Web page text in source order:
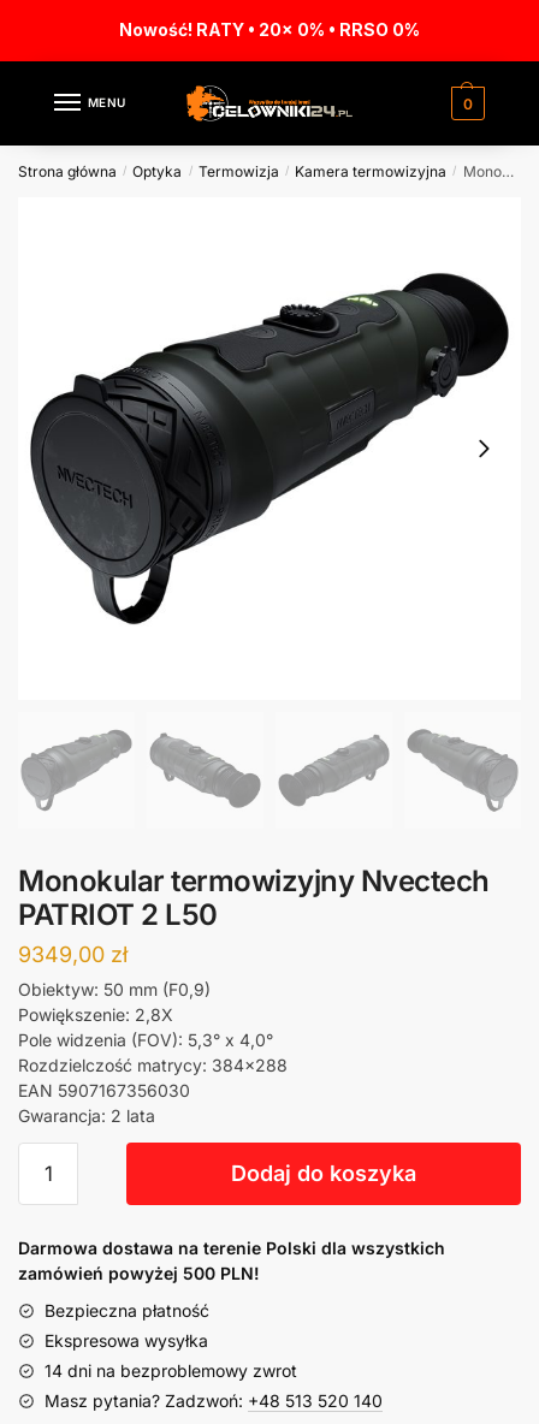
Nowość! RATY • 20x 0% • RRSO 0%
MENU 0
Strona główna / Optyka / Termowizja / Kamera termowizyjna / Monokular termowizyjny Nvectech PATRIOT 2 L50
Monokular termowizyjny Nvectech
PATRIOT 2 L50
9349,00 zł
Obiektyw: 50 mm (F0,9)
Powiększenie: 2,8X
Pole widzenia (FOV): 5,3° x 4,0°
Rozdzielczość matrycy: 384×288
EAN 5907167356030
Gwarancja: 2 lata
Dodaj do koszyka
Darmowa dostawa na terenie Polski dla wszystkich
zamówień powyżej 500 PLN!
Bezpieczna płatność
Ekspresowa wysyłka
14 dni na bezproblemowy zwrot
Masz pytania? Zadzwoń: +48 513 520 140